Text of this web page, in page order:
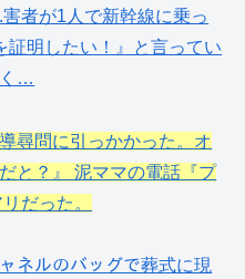
者が1人で新幹線に乗っ
証明したい！』と言ってい
く…
尋問に引っかかった。オ
と？』 泥ママの電話『プ
だった。
ャネルのバッグで葬式に現